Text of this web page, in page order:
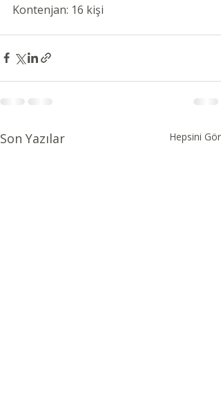
Kontenjan: 16 kişi
Son Yazılar Hepsini Gör